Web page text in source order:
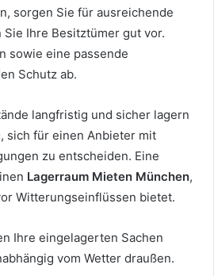
sorgen Sie für ausreichende
Ihre Besitztümer gut vor.
sowie eine passende
Schutz ab.
langfristig und sicher lagern
sich für einen Anbieter mit
zu entscheiden. Eine
Lagerraum Mieten München,
Witterungseinflüssen bietet.
Ihre eingelagerten Sachen
vom Wetter draußen.